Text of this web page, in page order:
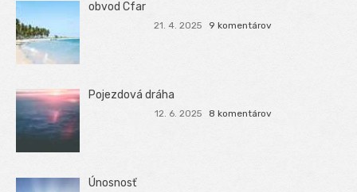
obvod Cfar
21. 4. 2025 9 komentárov
Pojezdová dráha
12. 6. 2025 8 komentárov
Únosnosť